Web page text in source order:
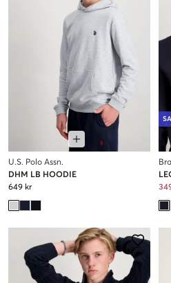
U.S. Polo Assn.
DHM LB HOODIE
649 kr